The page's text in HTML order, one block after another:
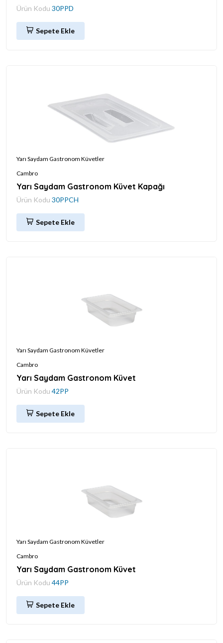
Ürün Kodu 30PPD
Sepete Ekle
Yarı Saydam Gastronom Küvetler
Cambro
Yarı Saydam Gastronom Küvet Kapağı
Ürün Kodu 30PPCH
Sepete Ekle
Yarı Saydam Gastronom Küvetler
Cambro
Yarı Saydam Gastronom Küvet
Ürün Kodu 42PP
Sepete Ekle
Yarı Saydam Gastronom Küvetler
Cambro
Yarı Saydam Gastronom Küvet
Ürün Kodu 44PP
Sepete Ekle